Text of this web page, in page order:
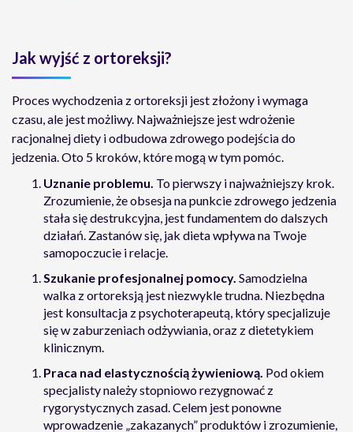
Jak wyjść z ortoreksji?
Proces wychodzenia z ortoreksji jest złożony i wymaga
czasu, ale jest możliwy. Najważniejsze jest wdrożenie
racjonalnej diety i odbudowa zdrowego podejścia do
jedzenia. Oto 5 kroków, które mogą w tym pomóc.
Uznanie problemu. To pierwszy i najważniejszy krok.
Zrozumienie, że obsesja na punkcie zdrowego jedzenia
stała się destrukcyjna, jest fundamentem do dalszych
działań. Zastanów się, jak dieta wpływa na Twoje
samopoczucie i relacje.
Szukanie profesjonalnej pomocy. Samodzielna
walka z ortoreksją jest niezwykle trudna. Niezbędna
jest konsultacja z psychoterapeutą, który specjalizuje
się w zaburzeniach odżywiania, oraz z dietetykiem
klinicznym.
Praca nad elastycznością żywieniową. Pod okiem
specjalisty należy stopniowo rezygnować z
rygorystycznych zasad. Celem jest ponowne
wprowadzenie „zakazanych” produktów i zrozumienie,